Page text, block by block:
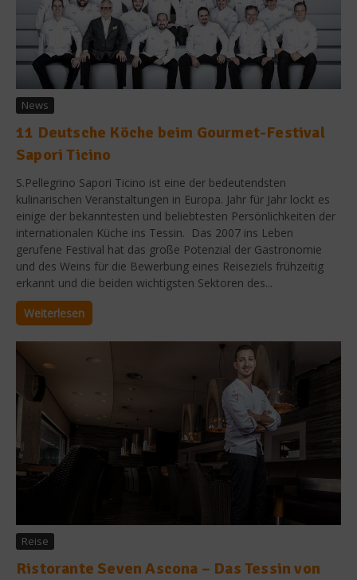
News
11 Deutsche Köche beim Gourmet-Festival
Sapori Ticino
S.Pellegrino Sapori Ticino ist eine der bedeutendsten
kulinarischen Veranstaltungen in Europa. Jahr für Jahr lockt es
einige der bekanntesten und beliebtesten Persönlichkeiten der
internationalen Küche ins Tessin. Das 2007 ins Leben
gerufene Festival hat das große Potenzial der Gastronomie
und des Weins für die Bewerbung eines Reiseziels frühzeitig
erkannt und die beiden wichtigsten Sektoren des...
Weiterlesen
Reise
Ristorante Seven Ascona – Das Tessin von